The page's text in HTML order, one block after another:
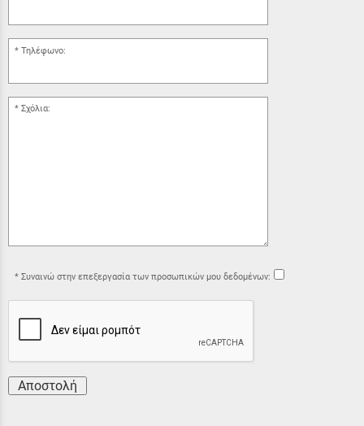
Τηλέφωνο:
Σχόλια:
Συναινώ στην επεξεργασία των προσωπικών μου δεδομένων:
Αποστολή